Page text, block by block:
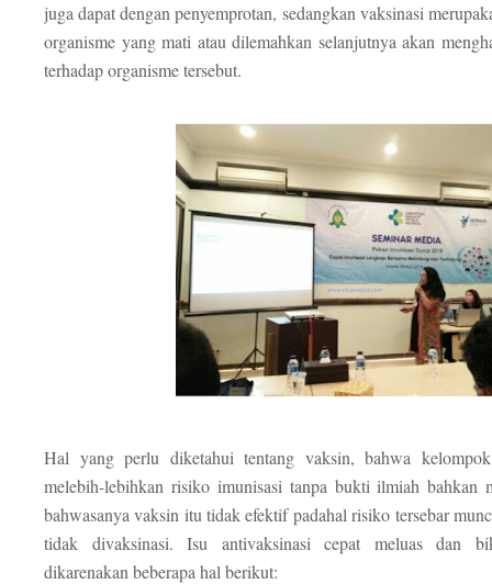
juga dapat dengan penyemprotan, sedangkan vaksinasi
organisme yang mati atau dilemahkan selanjutnya akan
terhadap organisme tersebut.
Hal yang perlu diketahui tentang vaksin, bahwa
melebih-lebihkan risiko imunisasi tanpa bukti ilmiah bahkan
bahwasanya vaksin itu tidak efektif padahal risiko tersebar
tidak divaksinasi. Isu antivaksinasi cepat meluas dan
dikarenakan beberapa hal berikut: